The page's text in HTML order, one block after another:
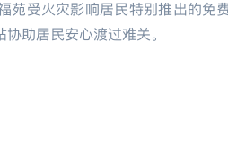
苑受火灾影响居民特别推出的免
助居民安心渡过难关。